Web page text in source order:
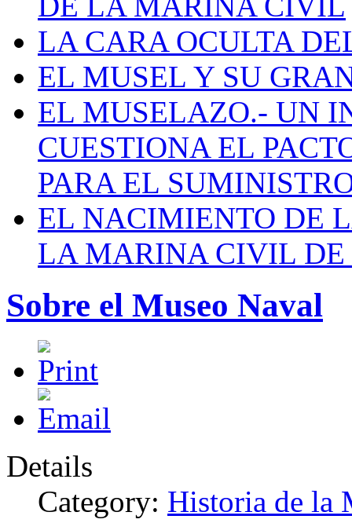
LA CARA OCULTA
EL MUSEL Y SU
EL MUSELAZO.- UN
CUESTIONA EL
PARA EL
EL NACIMIENTO DE
LA MARINA CIVIL DE
Sobre el Museo Naval
Details
Category: Historia de la